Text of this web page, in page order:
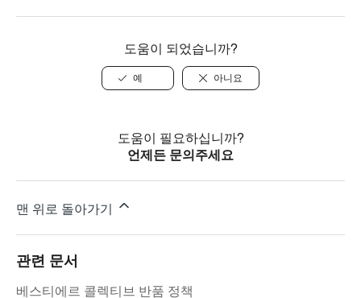
도움이 되었습니까?
예 아니요
도움이 필요하십니까?
언제든 문의주세요
맨 위로 돌아가기
관련 문서
베스티에르 콜렉티브 반품 정책